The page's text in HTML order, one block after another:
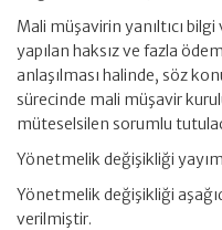
Mali müşavirin yanıltıcı
yapılan haksız ve fazla
anlaşılması halinde, söz
sürecinde mali müşavir
müteselsilen sorumlu
Yönetmelik değişikliği
Yönetmelik değişikliği
verilmiştir.